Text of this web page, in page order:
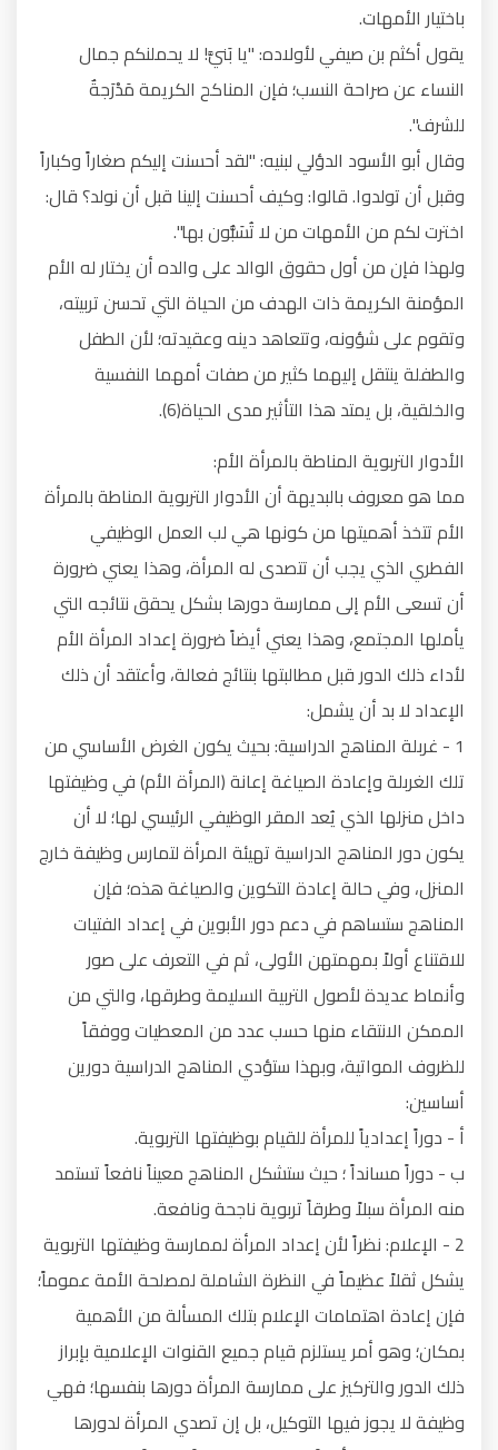
باختيار الأمهات.
يقول أكثم بن صيفي لأولاده: "يا بَنيَّ! لا يحملنكم جمال
النساء عن صراحة النسب؛ فإن المناكح الكريمة مَدْرَجةٌ
للشرف".
وقال أبو الأسود الدؤلي لبنيه: "لقد أحسنت إليكم صغاراً وكباراً
وقبل أن تولدوا. قالوا: وكيف أحسنت إلينا قبل أن نولد؟ قال:
اخترت لكم من الأمهات من لا تُسَبُّون بها".
ولهذا فإن من أول حقوق الوالد على والده أن يختار له الأم
المؤمنة الكريمة ذات الهدف من الحياة التي تحسن تربيته،
وتقوم على شؤونه، وتتعاهد دينه وعقيدته؛ لأن الطفل
والطفلة ينتقل إليهما كثير من صفات أمهما النفسية
والخلقية، بل يمتد هذا التأثير مدى الحياة(6).
الأدوار التربوية المناطة بالمرأة الأم:
مما هو معروف بالبديهة أن الأدوار التربوية المناطة بالمرأة
الأم تتخذ أهميتها من كونها هي لب العمل الوظيفي
الفطري الذي يجب أن تتصدى له المرأة، وهذا يعني ضرورة
أن تسعى الأم إلى ممارسة دورها بشكل يحقق نتائجه التي
يأملها المجتمع، وهذا يعني أيضاً ضرورة إعداد المرأة الأم
لأداء ذلك الدور قبل مطالبتها بنتائج فعالة، وأعتقد أن ذلك
الإعداد لا بد أن يشمل:
1 - غربلة المناهج الدراسية: بحيث يكون الغرض الأساسي من
تلك الغربلة وإعادة الصياغة إعانة (المرأة الأم) في وظيفتها
داخل منزلها الذي يُعد المقر الوظيفي الرئيسي لها؛ لا أن
يكون دور المناهج الدراسية تهيئة المرأة لتمارس وظيفة خارج
المنزل، وفي حالة إعادة التكوين والصياغة هذه؛ فإن
المناهج ستساهم في دعم دور الأبوين في إعداد الفتيات
للاقتناع أولاً بمهمتهن الأولى، ثم في التعرف على صور
وأنماط عديدة لأصول التربية السليمة وطرقها، والتي من
الممكن الانتقاء منها حسب عدد من المعطيات ووفقاً
للظروف المواتية، وبهذا ستؤدي المناهج الدراسية دورين
أساسين:
أ - دوراً إعدادياً للمرأة للقيام بوظيفتها التربوية.
ب - دوراً مسانداً ؛ حيث ستشكل المناهج معيناً نافعاً تستمد
منه المرأة سبلاً وطرقاً تربوية ناجحة ونافعة.
2 - الإعلام: نظراً لأن إعداد المرأة لممارسة وظيفتها التربوية
يشكل ثقلاً عظيماً في النظرة الشاملة لمصلحة الأمة عموماً؛
فإن إعادة اهتمامات الإعلام بتلك المسألة من الأهمية
بمكان؛ وهو أمر يستلزم قيام جميع القنوات الإعلامية بإبراز
ذلك الدور والتركيز على ممارسة المرأة دورها بنفسها؛ فهي
وظيفة لا يجوز فيها التوكيل، بل إن تصدي المرأة لدورها